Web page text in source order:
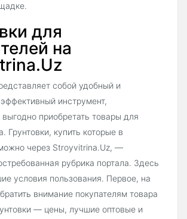
для
на
собой удобный и
инструмент,
приобретать товары для
Грунтовки, купить которые в
через Stroyvitrina.Uz, —
рубрика портала. Здесь
условия пользования. Первое, на
внимание покупателям товара
— цены, лучшие оптовые и